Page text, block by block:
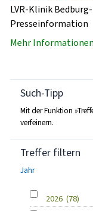
LVR-Klinik
Presseinformation
Mehr Informationen
Such-Tipp
Mit der Funktion
verfeinern.
Treffer filtern
Jahr
2026 (78)